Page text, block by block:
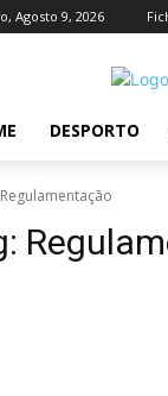
Agosto 9, 2026
DESPORTO
Regulamentação